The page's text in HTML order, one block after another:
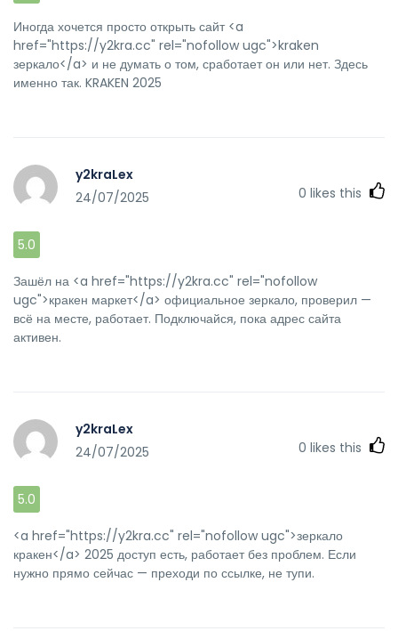
Иногда хочется просто открыть сайт <a
href="https://y2kra.cc" rel="nofollow ugc">kraken
зеркало</a> и не думать о том, сработает он или нет. Здесь
именно так. KRAKEN 2025
y2kraLex
24/07/2025
0 likes this
5.0
Зашёл на <a href="https://y2kra.cc" rel="nofollow
ugc">кракен маркет</a> официальное зеркало, проверил —
всё на месте, работает. Подключайся, пока адрес сайта
активен.
y2kraLex
24/07/2025
0 likes this
5.0
<a href="https://y2kra.cc" rel="nofollow ugc">зеркало
кракен</a> 2025 доступ есть, работает без проблем. Если
нужно прямо сейчас — преходи по ссылке, не тупи.